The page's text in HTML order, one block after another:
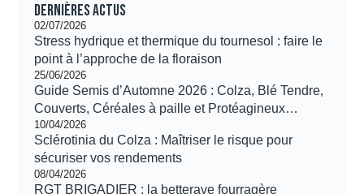
Dernières actus
02/07/2026
Stress hydrique et thermique du tournesol : faire le
point à l’approche de la floraison
25/06/2026
Guide Semis d’Automne 2026 : Colza, Blé Tendre,
Couverts, Céréales à paille et Protéagineux…
10/04/2026
Sclérotinia du Colza : Maîtriser le risque pour
sécuriser vos rendements
08/04/2026
RGT BRIGADIER : la betterave fourragère